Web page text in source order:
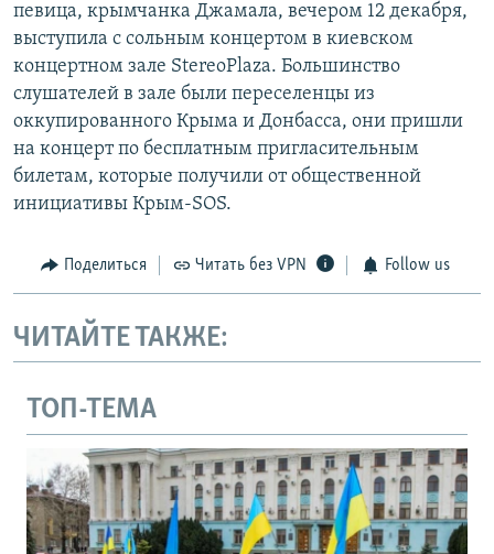
певица, крымчанка Джамала, вечером 12 декабря,
выступила с сольным концертом в киевском
концертном зале StereoPlaza. Большинство
слушателей в зале были переселенцы из
оккупированного Крыма и Донбасса, они пришли
на концерт по бесплатным пригласительным
билетам, которые получили от общественной
инициативы Крым-SOS.
Поделиться Читать без VPN Follow us
ЧИТАЙТЕ ТАКЖЕ:
ТОП-ТЕМА